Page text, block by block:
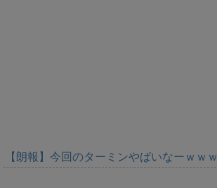
【朗報】今回のターミンやばいなーｗｗｗ